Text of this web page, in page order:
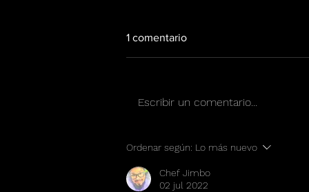
Los Chinchillos del Caribe
presentan “Simpático”, una
cumbia que une a Puerto Rico
y México
1 comentario
Escribir un comentario...
Ordenar según: Lo más nuevo
Chef Jimbo
02 jul 2022